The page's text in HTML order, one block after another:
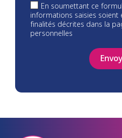
En soumettant ce
informations saisies soient
finalités décrites dans la
personnelles